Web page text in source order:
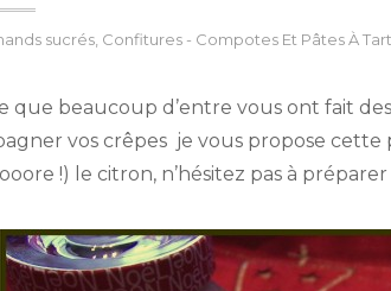
sucrés, Confitures - Compotes Et Pâtes À
que beaucoup d’entre vous ont fait
vos crêpes je vous propose
!) le citron, n’hésitez pas à